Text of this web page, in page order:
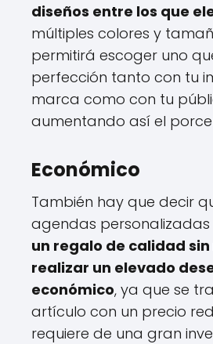
diseños entre los que
múltiples colores y
permitirá escoger uno
perfección tanto con tu
marca como con tu
aumentando así el
Económico
También hay que decir
agendas personalizadas
un regalo de calidad
realizar un elevado
económico, ya que se
artículo con un precio
requiere de una gran